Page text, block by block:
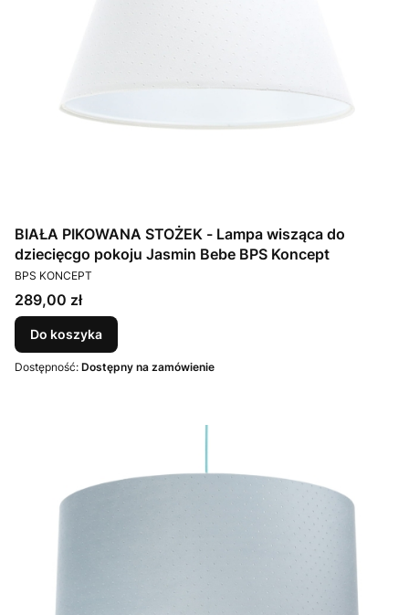
BIAŁA PIKOWANA STOŻEK - Lampa wisząca do
dziecięcgo pokoju Jasmin Bebe BPS Koncept
PRODUCENT
BPS KONCEPT
Cena
289,00 zł
Do koszyka
Dostępność: Dostępny na zamówienie